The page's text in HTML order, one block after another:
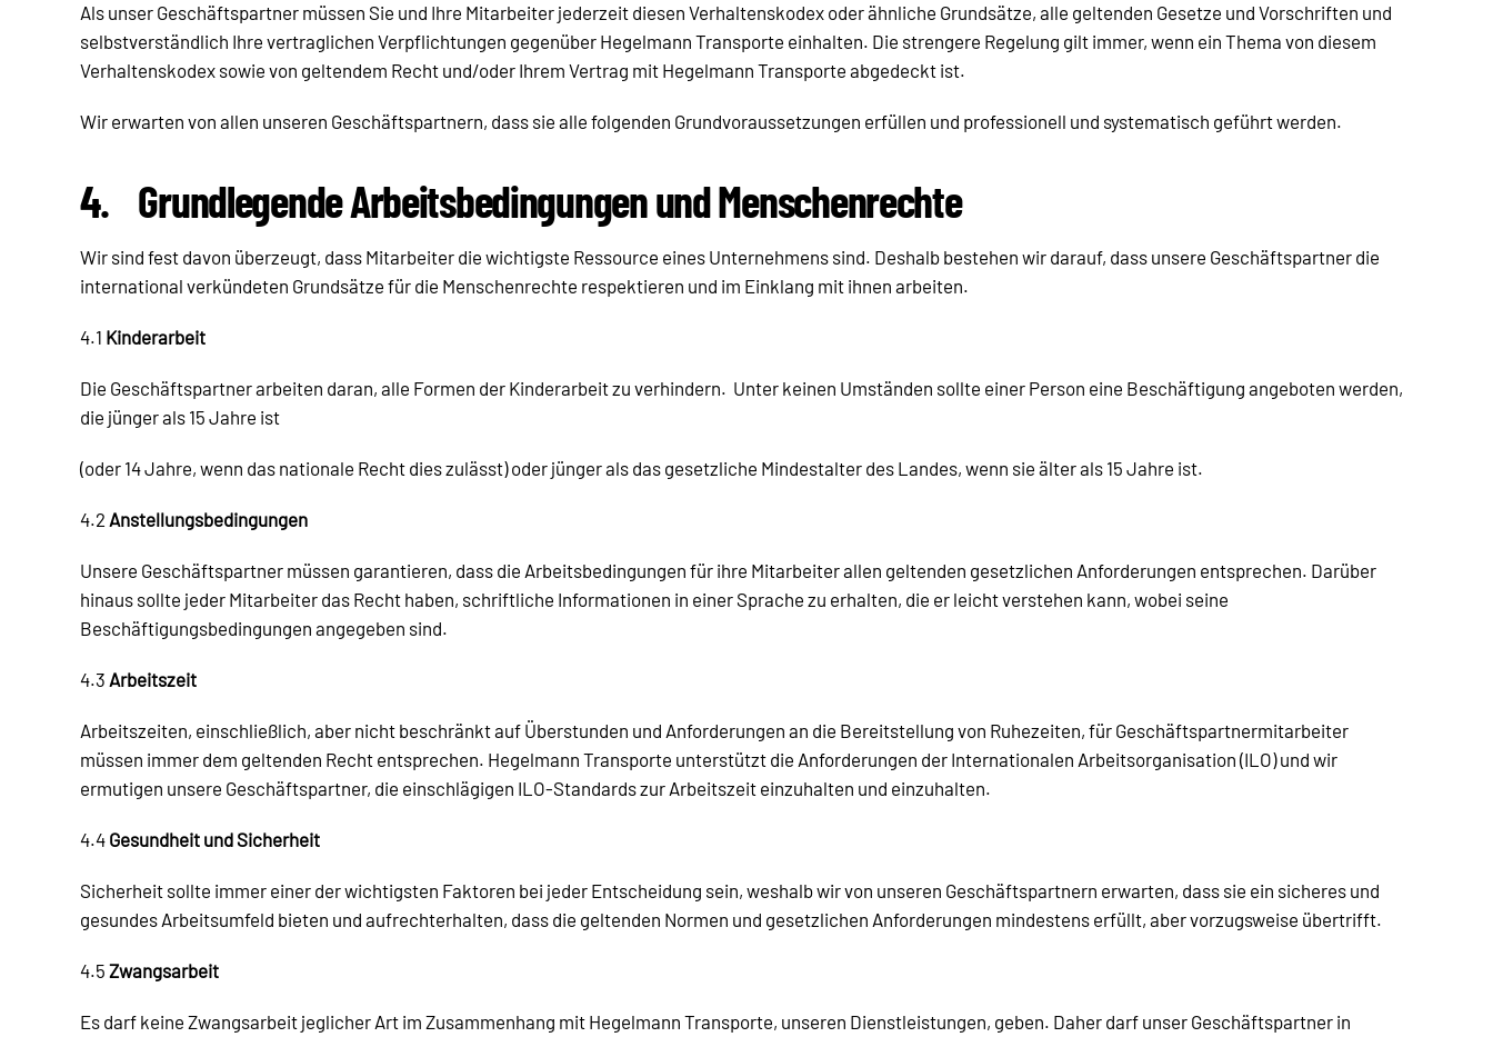
Als unser Geschäftspartner müssen Sie und Ihre Mitarbeiter jederzeit diesen Verhaltenskodex oder ähnliche Grundsätze, alle geltenden Gesetze und Vorschriften und
selbstverständlich Ihre vertraglichen Verpflichtungen gegenüber Hegelmann Transporte einhalten. Die strengere Regelung gilt immer, wenn ein Thema von diesem
Verhaltenskodex sowie von geltendem Recht und/oder Ihrem Vertrag mit Hegelmann Transporte abgedeckt ist.
Wir erwarten von allen unseren Geschäftspartnern, dass sie alle folgenden Grundvoraussetzungen erfüllen und professionell und systematisch geführt werden.
4. Grundlegende Arbeitsbedingungen und Menschenrechte
Wir sind fest davon überzeugt, dass Mitarbeiter die wichtigste Ressource eines Unternehmens sind. Deshalb bestehen wir darauf, dass unsere Geschäftspartner die
international verkündeten Grundsätze für die Menschenrechte respektieren und im Einklang mit ihnen arbeiten.
4.1 Kinderarbeit
Die Geschäftspartner arbeiten daran, alle Formen der Kinderarbeit zu verhindern. Unter keinen Umständen sollte einer Person eine Beschäftigung angeboten werden,
die jünger als 15 Jahre ist
(oder 14 Jahre, wenn das nationale Recht dies zulässt) oder jünger als das gesetzliche Mindestalter des Landes, wenn sie älter als 15 Jahre ist.
4.2 Anstellungsbedingungen
Unsere Geschäftspartner müssen garantieren, dass die Arbeitsbedingungen für ihre Mitarbeiter allen geltenden gesetzlichen Anforderungen entsprechen. Darüber
hinaus sollte jeder Mitarbeiter das Recht haben, schriftliche Informationen in einer Sprache zu erhalten, die er leicht verstehen kann, wobei seine
Beschäftigungsbedingungen angegeben sind.
4.3 Arbeitszeit
Arbeitszeiten, einschließlich, aber nicht beschränkt auf Überstunden und Anforderungen an die Bereitstellung von Ruhezeiten, für Geschäftspartnermitarbeiter
müssen immer dem geltenden Recht entsprechen. Hegelmann Transporte unterstützt die Anforderungen der Internationalen Arbeitsorganisation (ILO) und wir
ermutigen unsere Geschäftspartner, die einschlägigen ILO-Standards zur Arbeitszeit einzuhalten und einzuhalten.
4.4 Gesundheit und Sicherheit
Sicherheit sollte immer einer der wichtigsten Faktoren bei jeder Entscheidung sein, weshalb wir von unseren Geschäftspartnern erwarten, dass sie ein sicheres und
gesundes Arbeitsumfeld bieten und aufrechterhalten, dass die geltenden Normen und gesetzlichen Anforderungen mindestens erfüllt, aber vorzugsweise übertrifft.
4.5 Zwangsarbeit
Es darf keine Zwangsarbeit jeglicher Art im Zusammenhang mit Hegelmann Transporte, unseren Dienstleistungen, geben. Daher darf unser Geschäftspartner in